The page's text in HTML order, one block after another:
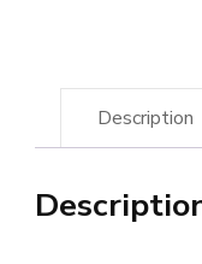
Description